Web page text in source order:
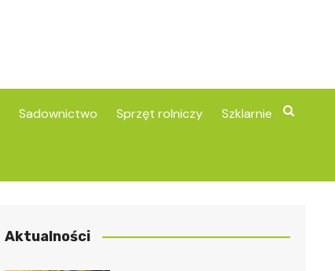
Sadownictwo Sprzęt rolniczy Szklarnie
Aktualności